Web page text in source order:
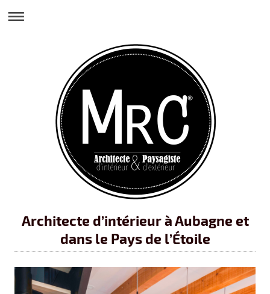
Architecte d’intérieur à Aubagne et
dans le Pays de l’Étoile